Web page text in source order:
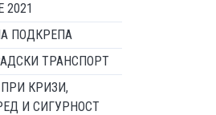
2021
ПОДКРЕПА
ТРАНСПОРТ
КРИЗИ,
И СИГУРНОСТ